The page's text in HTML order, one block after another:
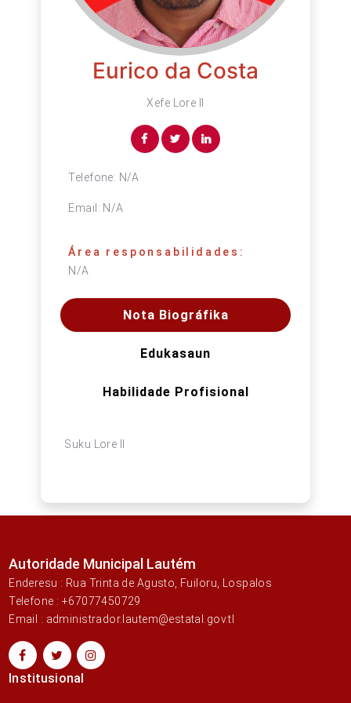
Eurico da Costa
Xefe Lore II
Telefone: N/A
Email: N/A
Área responsabilidades:
N/A
Nota Biográfika
Edukasaun
Habilidade Profisional
Suku Lore II
Autoridade Municipal Lautém
Enderesu : Rua Trinta de Agusto, Fuiloru, Lospalos
Telefone : +67077450729
Email : administrador.lautem@estatal.gov.tl
Institusional